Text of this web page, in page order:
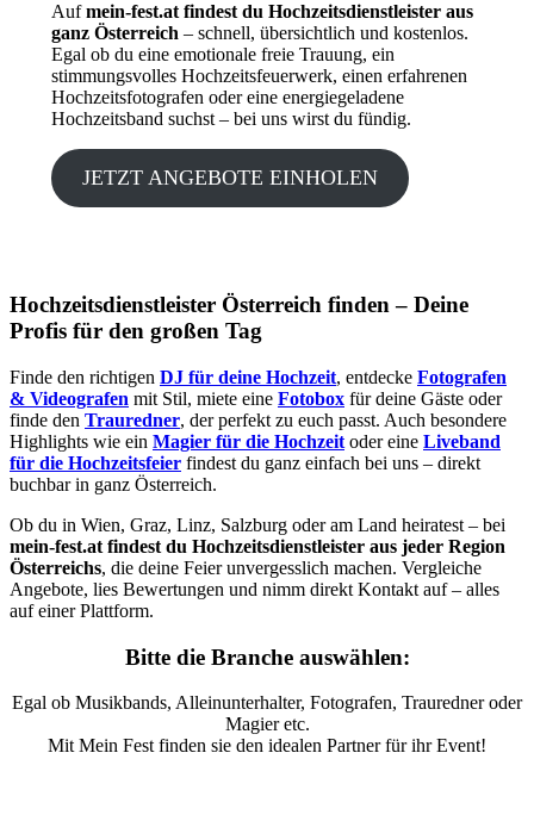
Aufmein-fest.at findest du Hochzeitsdienstleister aus
ganz Österreich– schnell, übersichtlich und kostenlos.
Egal ob du eine emotionale freie Trauung, ein
stimmungsvolles Hochzeitsfeuerwerk, einen erfahrenen
Hochzeitsfotografen oder eine energiegeladene
Hochzeitsband suchst – bei uns wirst du fündig.
JETZT ANGEBOTE EINHOLEN
Hochzeitsdienstleister Österreich finden – Deine
Profis für den großen Tag
Finde den richtigen DJ für deine Hochzeit, entdecke Fotografen
& Videografen mit Stil, miete eine Fotobox für deine Gäste oder
finde den Trauredner, der perfekt zu euch passt. Auch besondere
Highlights wie ein Magier für die Hochzeit oder eine Liveband
für die Hochzeitsfeier findest du ganz einfach bei uns – direkt
buchbar in ganz Österreich.
Ob du in Wien, Graz, Linz, Salzburg oder am Land heiratest – bei
mein-fest.at findest du Hochzeitsdienstleister aus jeder Region
Österreichs, die deine Feier unvergesslich machen. Vergleiche
Angebote, lies Bewertungen und nimm direkt Kontakt auf – alles
auf einer Plattform.
Bitte die Branche auswählen:
Egal ob Musikbands, Alleinunterhalter, Fotografen, Trauredner oder
Magier etc.
Mit Mein Fest finden sie den idealen Partner für ihr Event!